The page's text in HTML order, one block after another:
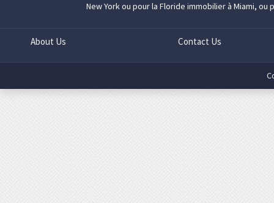
New Yorkou pour la Florideimmobilier à Miami, ou
About Us Contact Us